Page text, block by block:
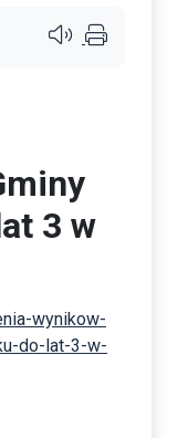
Przycisk systemu
3 w
wynikow-
do-lat-3-w-